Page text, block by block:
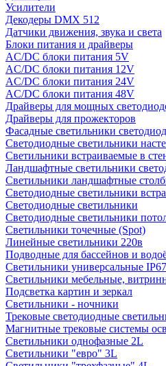
Усилители
Декодеры DMX 512
Датчики движения, звука и света
Блоки питания и драйверы
AC/DC блоки питания 5V
AC/DC блоки питания 12V
AC/DC блоки питания 24V
AC/DC блоки питания 48V
Драйверы для мощных
Драйверы для прожекторов
Фасадные светильники
Светодиодные светильники
Светильники встраиваемые в
Ландшафтные светильники
Светильники ландшафтные
Светодиодные светильники
Светодиодные светильники
Светодиодные светильники
Светильники точечные (Spot)
Линейные светильники 220в
Подводные для бассейнов и
Светильники универсальные IP67
Светильники мебельные,
Подсветка картин и зеркал
Светильники - ночники
Трековые светодиодные
Магнитные трековые системы
Светильники однофазные 2L
Светильники "евро" 3L